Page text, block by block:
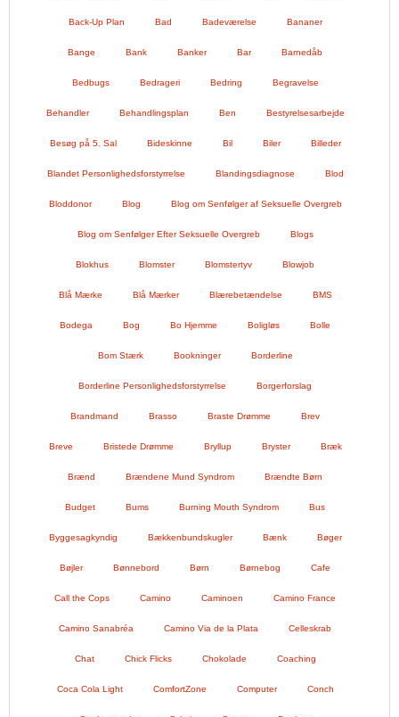
Back-Up Plan Bad Badeværelse Bananer
Bange Bank Banker Bar Barnedåb
Bedbugs Bedrageri Bedring Begravelse
Behandler Behandlingsplan Ben Bestyrelsesarbejde
Besøg på 5. Sal Bideskinne Bil Biler Billeder
Blandet Personlighedsforstyrrelse Blandingsdiagnose Blod
Bloddonor Blog Blog om Senfølger af Seksuelle Overgreb
Blog om Senfølger Efter Seksuelle Overgreb Blogs
Blokhus Blomster Blomstertyv Blowjob
Blå Mærke Blå Mærker Blærebetændelse BMS
Bodega Bog Bo Hjemme Boligløs Bolle
Bom Stærk Bookninger Borderline
Borderline Personlighedsforstyrrelse Borgerforslag
Brandmand Brasso Braste Drømme Brev
Breve Bristede Drømme Bryllup Bryster Bræk
Brænd Brændene Mund Syndrom Brændte Børn
Budget Bums Burning Mouth Syndrom Bus
Byggesagkyndig Bækkenbundskugler Bænk Bøger
Bøjler Bønnebord Børn Børnebog Cafe
Call the Cops Camino Caminoen Camino France
Camino Sanabréa Camino Via de la Plata Celleskrab
Chat Chick Flicks Chokolade Coaching
Coca Cola Light ComfortZone Computer Conch